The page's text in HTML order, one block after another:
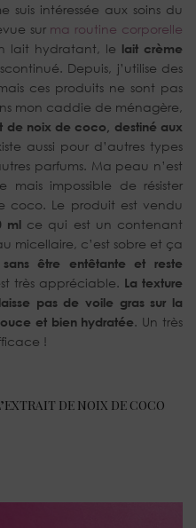
suis intéressée aux soins du
sur ma routine corporelle
lait hydratant, le lait crème
Depuis, j’utilise des
ces produits ne sont pas
mon caddie de ménagère,
de noix de coco, destiné aux
aussi pour d’autres types
parfums. Ma peau n’est
mais impossible de résister
coco. Le produit est vendu
ml ce qui est un contenant
micellaire, c’est sobre et ça
être entêtante et reste
très appréciable. La texture
pas de voile gras sur la
et bien hydratée. Un très
!
DE NOIX DE COCO